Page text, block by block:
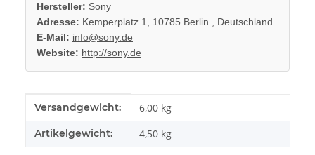
Hersteller: Sony
Adresse: Kemperplatz 1, 10785 Berlin , Deutschland
E-Mail: info@sony.de
Website: http://sony.de
Produkteigenschaft
Wert
Versandgewicht: 6,00 kg
Artikelgewicht: 4,50 kg